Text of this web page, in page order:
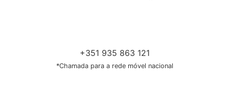
+351 935 863 121
*Chamada para a rede móvel nacional